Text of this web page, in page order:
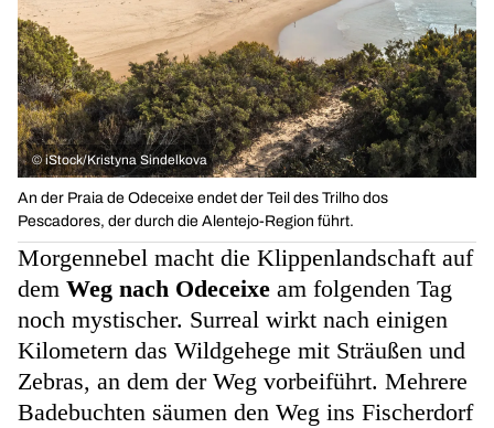
© iStock/Kristyna Sindelkova
An der Praia de Odeceixe endet der Teil des Trilho dos
Pescadores, der durch die Alentejo-Region führt.
Morgennebel macht die Klippenlandschaft auf
dem Weg nach Odeceixe am folgenden Tag
noch mystischer. Surreal wirkt nach einigen
Kilometern das Wildgehege mit Sträußen und
Zebras, an dem der Weg vorbeiführt. Mehrere
Badebuchten säumen den Weg ins Fischerdorf